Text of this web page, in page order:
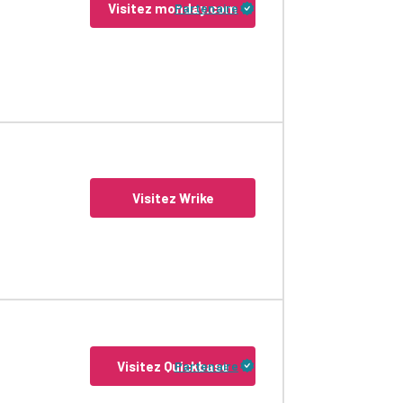
Partenaire
Visitez monday.com
à une fonctionnalité de glisser-
autant de détails qu’ils le
toute votre équipe sans trop de
Visitez Wrike
Il est simple et ne vous prendra pas
modifications au projet – les utilisateurs
fonctionnalités proposées par Wrike,
Partenaire
Visitez Quickbase